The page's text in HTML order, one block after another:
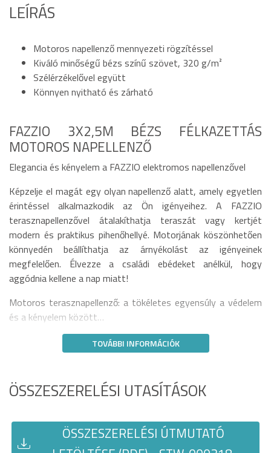
LEÍRÁS
Motoros napellenző mennyezeti rögzítéssel
Kiváló minőségű bézs színű szövet, 320 g/m²
Szélérzékelővel együtt
Könnyen nyitható és zárható
FAZZIO 3X2,5M BÉZS FÉLKAZETTÁS
MOTOROS NAPELLENZŐ
Elegancia és kényelem a FAZZIO elektromos napellenzővel
Képzelje el magát egy olyan napellenző alatt, amely egyetlen
érintéssel alkalmazkodik az Ön igényeihez. A FAZZIO
terasznapellenzővel átalakíthatja teraszát vagy kertjét
modern és praktikus pihenőhellyé. Motorjának köszönhetően
könnyedén beállíthatja az árnyékolást az igényeinek
megfelelően. Élvezze a családi ebédeket anélkül, hogy
aggódnia kellene a nap miatt!
Motoros terasznapellenző: a tökéletes egyensúly a védelem
és a kényelem között…
TOVÁBBI INFORMÁCIÓK
ÖSSZESZERELÉSI UTASÍTÁSOK
ÖSSZESZERELÉSI ÚTMUTATÓ